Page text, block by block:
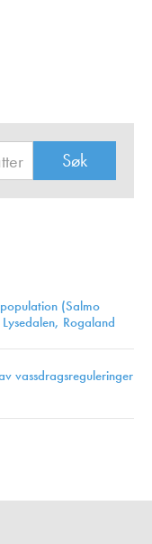
(Salmo
Rogaland
vassdragsreguleringer